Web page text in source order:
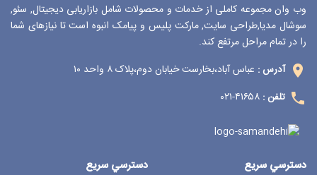
وب وان مجموعه کاملی از خدمات و محصولات شامل بازاریابی دیجیتال, سئو,
سوشال مدیا,طراحی سایت, مارکت پلیس و پیامک انبوه است تا نیازهای شما
را در تمام مراحل مرتفع کند.
آدرس : عباس آباد،بخارست خیابان دوم،پلاک ۸ واحد ۱۰
تلفن : ۴۱۶۵۸-۰۲۱
دسترسي سريع دسترسي سريع